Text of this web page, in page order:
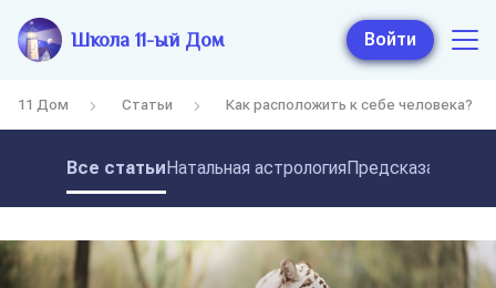
Школа 11-ый Дом Войти
11 Дом Статьи Как расположить к себе человека?
Все статьиНатальная астрология